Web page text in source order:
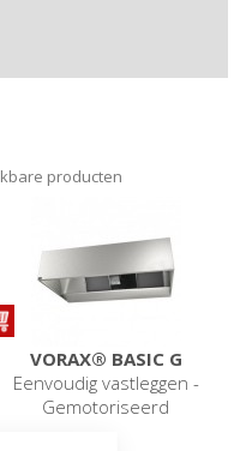
producten
VORAX® BASIC G
Eenvoudig vastleggen -
Gemotoriseerd